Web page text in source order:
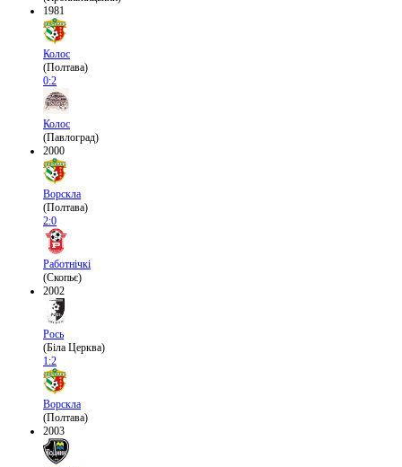
1981
Колос
(Полтава)
0:2
Колос
(Павлоград)
2000
Ворскла
(Полтава)
2:0
Работнічкі
(Скопьє)
2002
Рось
(Біла Церква)
1:2
Ворскла
(Полтава)
2003